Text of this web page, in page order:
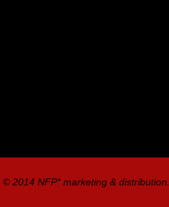
© 2014 NFP* marketing & distribution.